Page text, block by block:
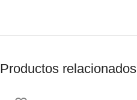
Productos relacionados